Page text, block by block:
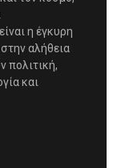
η έγκυρη
αλήθεια
πολιτική,
και